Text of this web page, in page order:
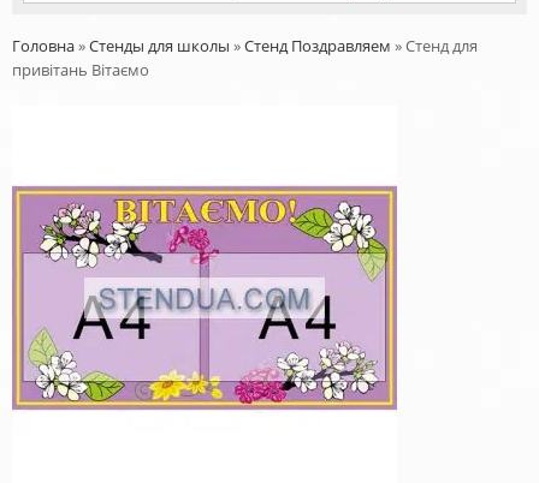
Головна»Стенды для школы »Стенд Поздравляем »Стенд для
привітань Вітаємо